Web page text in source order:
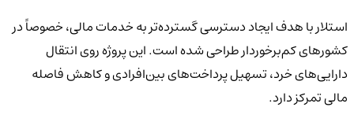
استلار با هدف ایجاد دسترسی گسترده‌تر به خدمات مالی، خصوصاً در
کشورهای کم‌برخوردار طراحی شده است. این پروژه روی انتقال
دارایی‌های خرد، تسهیل پرداخت‌های بین‌افرادی و کاهش فاصله
مالی تمرکز دارد.